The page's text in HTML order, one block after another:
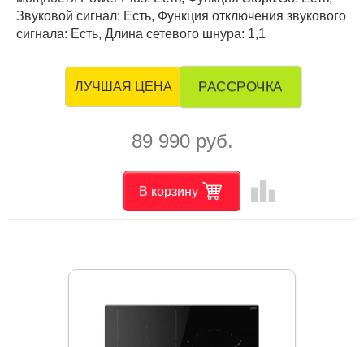
Звуковой сигнал: Есть, Функция отключения звукового
сигнала: Есть, Длина сетевого шнура: 1,1
ЛУЧШАЯ ЦЕНА РАССРОЧКА
89 990 руб.
В корзину leaderboard